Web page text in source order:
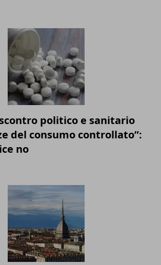
politico e sanitario
del consumo controllato”:
no